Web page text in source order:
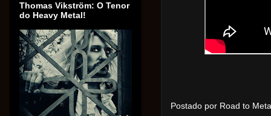
Postado por Road to
Thomas Vikström: O Tenor
do Heavy Metal!